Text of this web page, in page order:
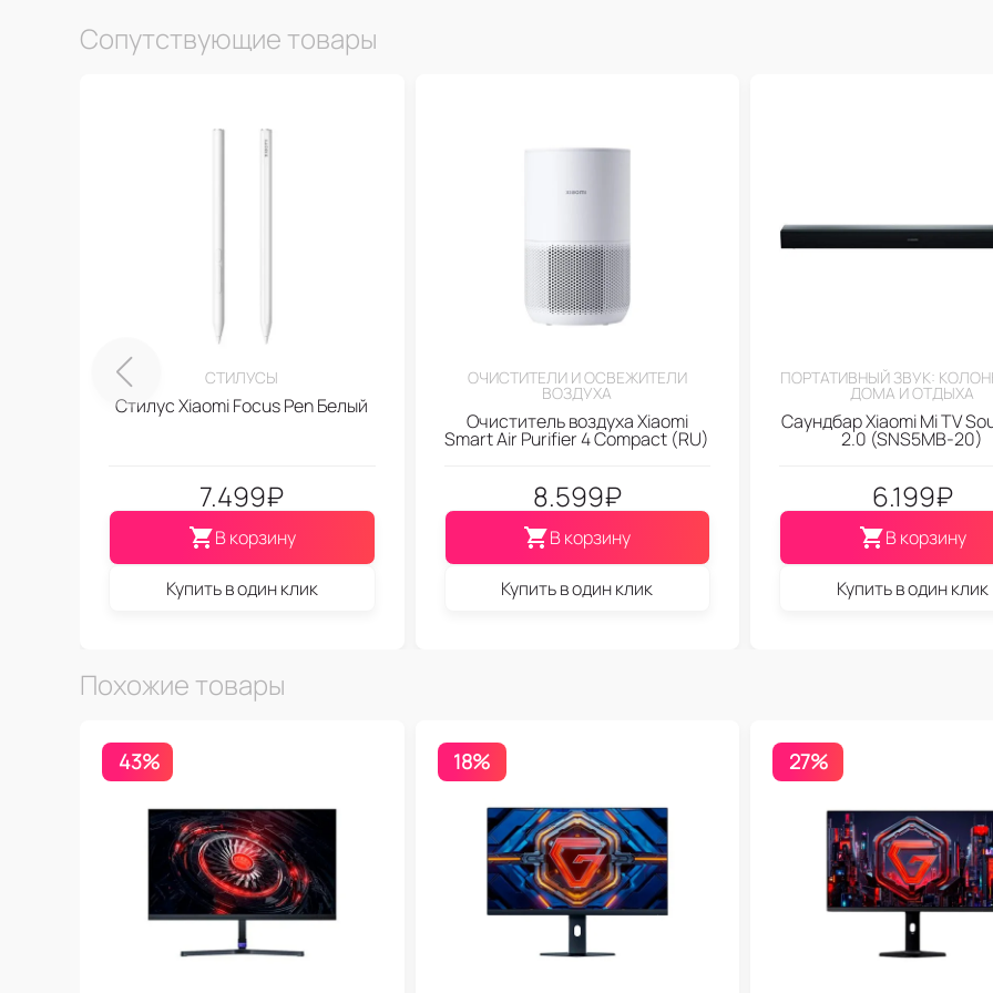
Сопутствующие товары
СТИЛУСЫ
Стилус Xiaomi Focus Pen Белый
7.499₽
В корзину
Купить в один клик
ОЧИСТИТЕЛИ И ОСВЕЖИТЕЛИ
ВОЗДУХА
Очиститель воздуха Xiaomi
Smart Air Purifier 4 Compact (RU)
8.599₽
В корзину
Купить в один клик
ПОРТАТИВНЫЙ ЗВУК:
ДОМА И ОТДЫХА
Саундбар Xiaomi Mi TV
2.0 (SNS5MB-20)
6.199₽
В корзину
Купить в один клик
Похожие товары
43% 18% 27%